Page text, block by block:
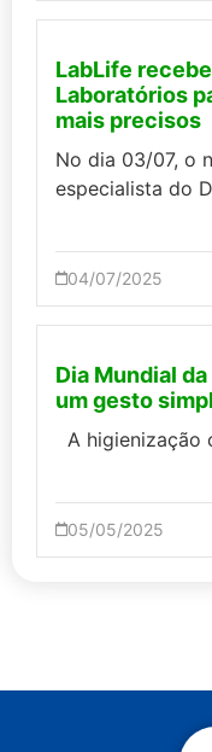
LabLife
Laboratórios
mais precisos
No dia 03/07, o
especialista do
04/07/2025
Dia Mundial
um gesto
A higienização
05/05/2025